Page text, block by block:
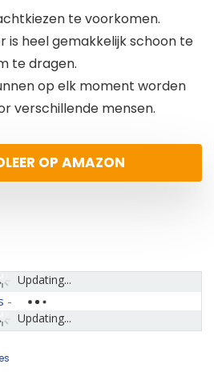
te voorkomen.
is heel gemakkelijk schoon te
te dragen.
op elk moment worden
verschillende mensen.
OP AMAZON
Updating...
Updating...
-